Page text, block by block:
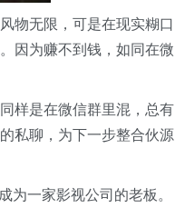
物无限，可是在现实糊口
因为赚不到钱，如同在微
样是在微信群里混，总有
私聊，为下一步整合伙源
为一家影视公司的老板。